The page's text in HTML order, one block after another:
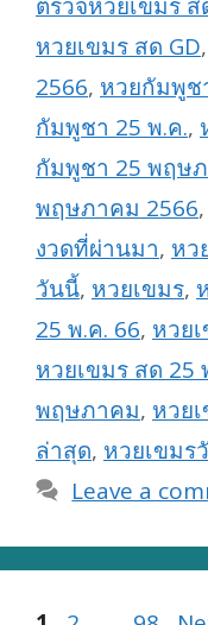
หวยเขมร สด GD,
2566, หวยกัมพูช
กัมพูชา 25 พ.ค.,
กัมพูชา 25 พฤษ
พฤษภาคม 2566,
งวดที่ผ่านมา, หว
วันนี้, หวยเขมร,
25 พ.ค. 66, หวย
หวยเขมร สด 25
พฤษภาคม, หวย
ล่าสุด, หวยเขมร
Leave a